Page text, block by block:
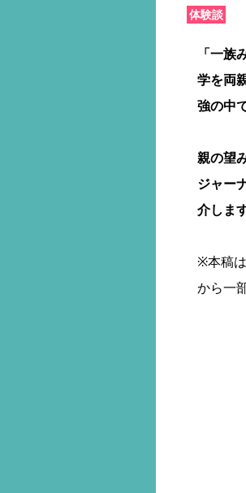
体験談
「一族
学を両
強の中
親の望
ジャー
介します
※本稿
から一